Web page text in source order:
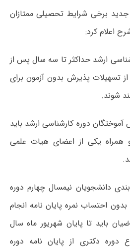
جدید برخی شرایط تحصیلی ممتازان
اعلام کرد:
ارشد حداکثر تا سه سال پس از
تسهیلات پذیرش بدون آزمون برای
شوند.
دوره کارشناسی ارشد باید
همراه یکی از اعضای هیات علمی
دانشجویان نیمسال چهارم دوره
احتساب نمره پایان نامه انجام
باید تا پایان شهریور ماه سال
دکتری از پایان نامه دوره